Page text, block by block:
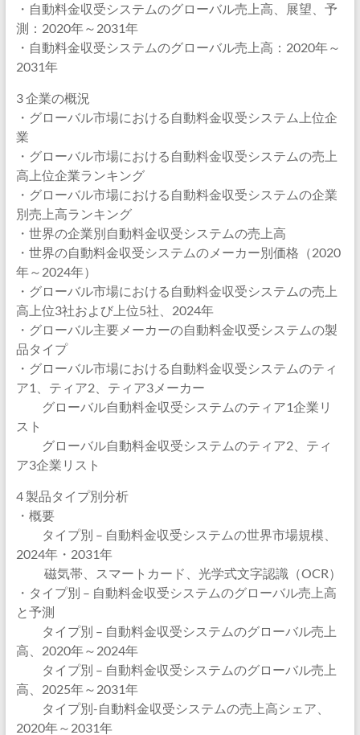
・自動料金収受システムのグローバル売上高、展望、予
測：2020年～2031年
・自動料金収受システムのグローバル売上高：2020年～
2031年
3 企業の概況
・グローバル市場における自動料金収受システム上位企
業
・グローバル市場における自動料金収受システムの売上
高上位企業ランキング
・グローバル市場における自動料金収受システムの企業
別売上高ランキング
・世界の企業別自動料金収受システムの売上高
・世界の自動料金収受システムのメーカー別価格（2020
年～2024年）
・グローバル市場における自動料金収受システムの売上
高上位3社および上位5社、2024年
・グローバル主要メーカーの自動料金収受システムの製
品タイプ
・グローバル市場における自動料金収受システムのティ
ア1、ティア2、ティア3メーカー
グローバル自動料金収受システムのティア1企業リ
スト
グローバル自動料金収受システムのティア2、ティ
ア3企業リスト
4 製品タイプ別分析
・概要
タイプ別 – 自動料金収受システムの世界市場規模、
2024年・2031年
磁気帯、スマートカード、光学式文字認識（OCR）
・タイプ別 – 自動料金収受システムのグローバル売上高
と予測
タイプ別 – 自動料金収受システムのグローバル売上
高、2020年～2024年
タイプ別 – 自動料金収受システムのグローバル売上
高、2025年～2031年
タイプ別-自動料金収受システムの売上高シェア、
2020年～2031年